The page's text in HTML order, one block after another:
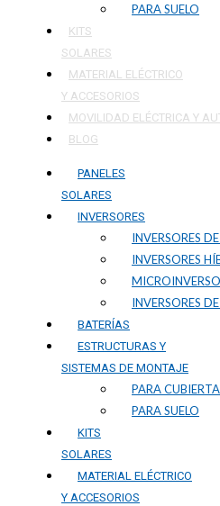
PARA SUELO
KITS
SOLARES
MATERIAL ELÉCTRICO
Y ACCESORIOS
MOVILIDAD ELÉCTRICA Y
BLOG
PANELES
SOLARES
INVERSORES
INVERSORES
INVERSORES
INVERSORES
BATERÍAS
ESTRUCTURAS Y
SISTEMAS DE MONTAJE
PARA
PARA SUELO
KITS
SOLARES
MATERIAL ELÉCTRICO
Y ACCESORIOS